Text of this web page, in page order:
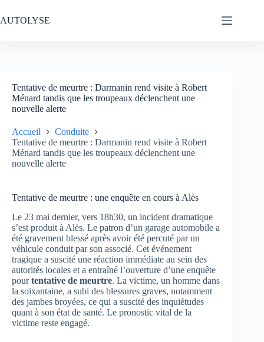
au
contenu
AUTOLYSE
Tentative de meurtre : Darmanin rend visite à Robert
Ménard tandis que les troupeaux déclenchent une
nouvelle alerte
Accueil
Conduite
Tentative de meurtre : Darmanin rend visite à Robert
Ménard tandis que les troupeaux déclenchent une
nouvelle alerte
Tentative de meurtre : une enquête en cours à Alès
Le 23 mai dernier, vers 18h30, un incident dramatique
s’est produit à Alès. Le patron d’un garage automobile a
été gravement blessé après avoir été percuté par un
véhicule conduit par son associé. Cet événement
tragique a suscité une réaction immédiate au sein des
autorités locales et a entraîné l’ouverture d’une enquête
pourtentative de meurtre. La victime, un homme dans
la soixantaine, a subi des blessures graves, notamment
des jambes broyées, ce qui a suscité des inquiétudes
quant à son état de santé. Le pronostic vital de la
victime reste engagé.